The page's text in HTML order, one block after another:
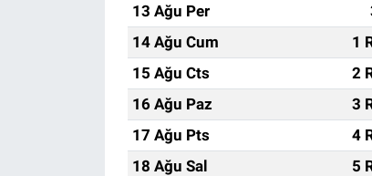
13 Ağu Per
14 Ağu Cum
1
15 Ağu Cts
2
16 Ağu Paz
3
17 Ağu Pts
4
18 Ağu Sal
5